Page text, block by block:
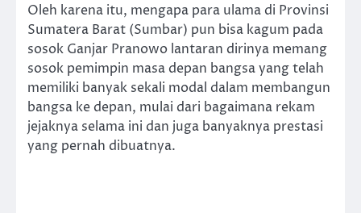
Oleh karena itu, mengapa para ulama di Provinsi
Sumatera Barat (Sumbar) pun bisa kagum pada
sosok Ganjar Pranowo lantaran dirinya memang
sosok pemimpin masa depan bangsa yang telah
memiliki banyak sekali modal dalam membangun
bangsa ke depan, mulai dari bagaimana rekam
jejaknya selama ini dan juga banyaknya prestasi
yang pernah dibuatnya.